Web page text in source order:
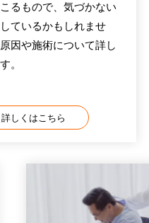
るもので、気づかない
ているかもしれませ
因や施術について詳し
。
詳しくはこちら